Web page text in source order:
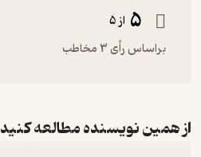
5 از 5
براساس رأی 3 مخاطب
از همین نویسنده مطالعه کنید